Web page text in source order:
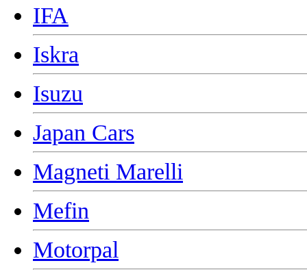
IFA
Iskra
Isuzu
Japan Cars
Magneti Marelli
Mefin
Motorpal